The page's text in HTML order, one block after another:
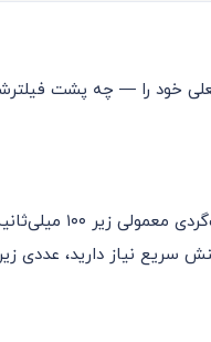
خود را — چه پشت
پینگ زمانی است که طول می‌کشد یک بسته‌ی داده از دستگاه شما به سرور برسد و پاسخ آن برگردد. برای وب‌گردی